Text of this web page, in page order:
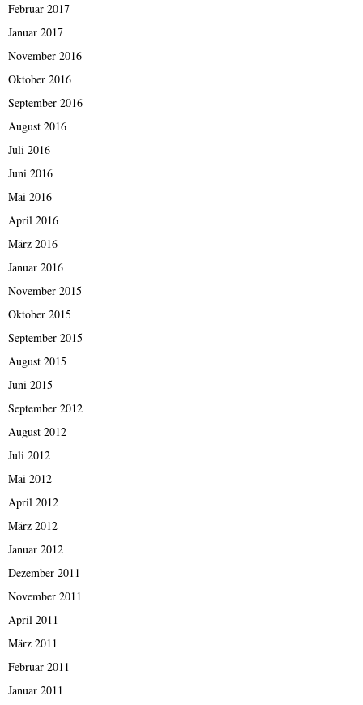
Februar 2017
Januar 2017
November 2016
Oktober 2016
September 2016
August 2016
Juli 2016
Juni 2016
Mai 2016
April 2016
März 2016
Januar 2016
November 2015
Oktober 2015
September 2015
August 2015
Juni 2015
September 2012
August 2012
Juli 2012
Mai 2012
April 2012
März 2012
Januar 2012
Dezember 2011
November 2011
April 2011
März 2011
Februar 2011
Januar 2011